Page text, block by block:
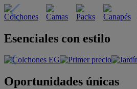
Esenciales con estilo
Oportunidades únicas